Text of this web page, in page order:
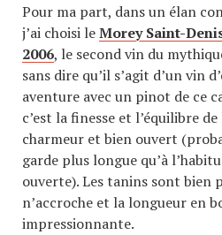
Pour ma part, dans un élan
j’ai choisi leMorey Saint-
2006, le second vin du
sans dire qu’il s’agit d’un vin
aventure avec un pinot de ce
c’est la finesse et l’équilibre
charmeur et bien ouvert
garde plus longue qu’à
ouverte). Les tanins sont bien
n’accroche et la longueur en
impressionnante.